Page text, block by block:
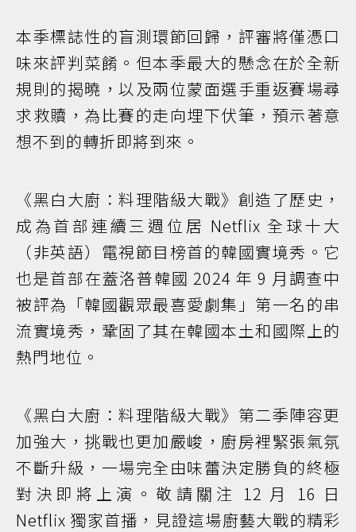
本季標誌性的盲測環節回歸，評審將僅憑口
味來評判菜餚。但本季最大的懸念在於全新
規則的揭曉，以及兩位蒙面選手重返賽場尋
求救贖，為比賽的走向埋下伏筆，預示著意
想不到的轉折即將到來。
《黑白大廚：料理階級大戰》創造了歷史，
成為首部連續三週位居 Netflix 全球十大
（非英語）電視節目榜首的韓國實境秀。它
也是首部在蓋洛普韓國 2024 年 9 月調查中
被評為「韓國觀眾最喜愛劇集」第一名的串
流實境秀，鞏固了其在韓國本土和國際上的
熱門地位。
《黑白大廚：料理階級大戰》第二季陣容更
加強大，挑戰也更加嚴峻，廚房裡緊張氣氛
不斷升級，一場完全由味蕾決定勝負的終極
對決即將上演。敬請關注 12 月 16 日
Netflix 獨家首播，見證這場廚藝大戰的精彩